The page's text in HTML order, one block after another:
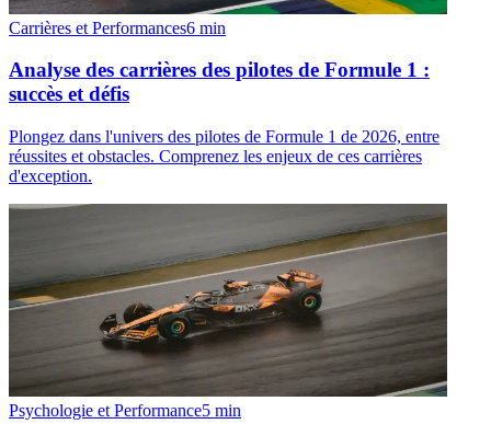
Carrières et Performances6 min
Analyse des carrières des pilotes de Formule 1 :
succès et défis
Plongez dans l'univers des pilotes de Formule 1 de 2026, entre
réussites et obstacles. Comprenez les enjeux de ces carrières
d'exception.
Psychologie et Performance5 min